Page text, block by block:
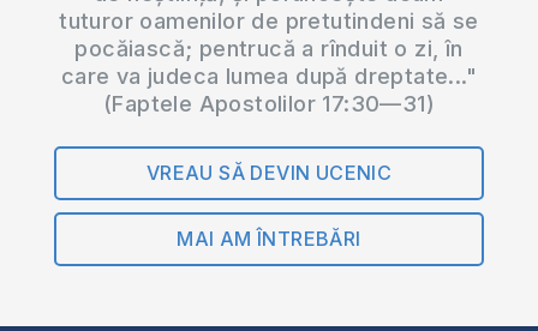
tuturor oamenilor de pretutindeni să se
pocăiască; pentrucă a rînduit o zi, în
care va judeca lumea după dreptate..."
(Faptele Apostolilor 17:30—31)
VREAU SĂ DEVIN UCENIC
MAI AM ÎNTREBĂRI